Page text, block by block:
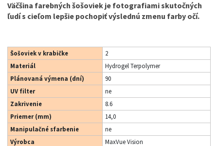
Väčšina farebných šošoviek je fotografiami skutočných
ľudí s cieľom lepšie pochopiť výslednú zmenu farby očí.
Šošoviek v krabičke
2
Materiál
Hydrogel Terpolymer
Plánovaná výmena (dní)
90
UV filter
ne
Zakrivenie
8.6
Priemer (mm)
14,0
Manipulačné sfarbenie
ne
Výrobca
MaxVue Vision